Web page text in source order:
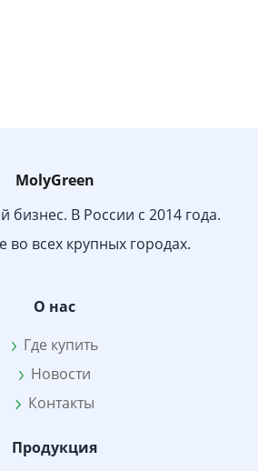
MolyGreen
бизнес. В России с 2014 года.
во всех крупных городах.
О нас
Где купить
Новости
Контакты
Продукция